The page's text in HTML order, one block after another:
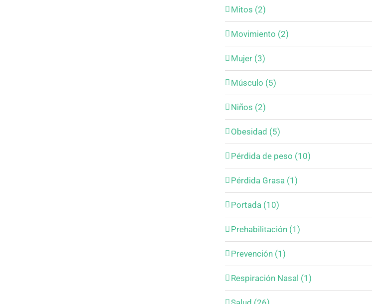
Mitos (2)
Movimiento (2)
Mujer (3)
Músculo (5)
Niños (2)
Obesidad (5)
Pérdida de peso (10)
Pérdida Grasa (1)
Portada (10)
Prehabilitación (1)
Prevención (1)
Respiración Nasal (1)